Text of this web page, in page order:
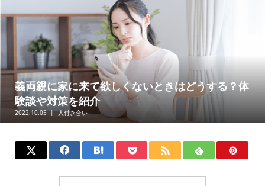
義両親に家に来て欲しくないときはどうする？体
験談や対策を紹介
2022.10.05 人付き合い